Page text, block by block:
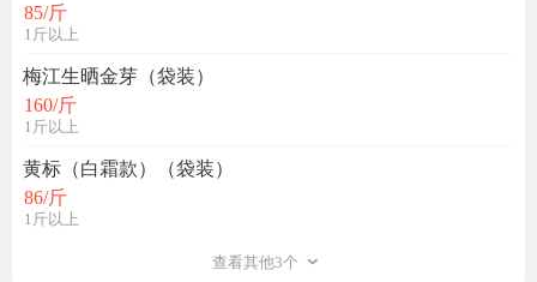
85/斤
1斤以上
梅江生晒金芽（袋装）
160/斤
1斤以上
黄标（白霜款）（袋装）
86/斤
1斤以上
查看其他3个